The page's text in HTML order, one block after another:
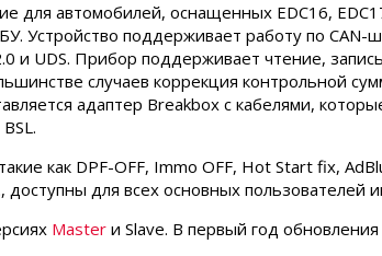
для автомобилей, оснащенных EDC16,
Устройство поддерживает работу по CAN-
и UDS. Прибор поддерживает чтение,
случаев коррекция контрольной
адаптер Breakbox с кабелями,
как DPF-OFF, Immo OFF, Hot Start fix,
для всех основных пользователей
Master и Slave. В первый год